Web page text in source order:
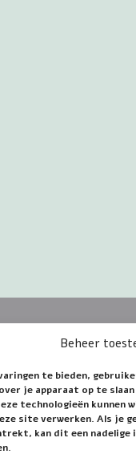
Beheer
te bieden,
je apparaat op te
technologieën kunnen
site verwerken. Als je
kan dit een nadelige